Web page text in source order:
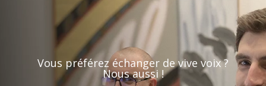
Vous préférez échanger de vive voix ?
Nous aussi !